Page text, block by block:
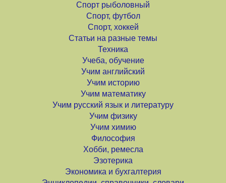
Спорт рыболовный
Спорт, футбол
Спорт, хоккей
Статьи на разные темы
Техника
Учеба, обучение
Учим английский
Учим историю
Учим математику
Учим русский язык и литературу
Учим физику
Учим химию
Философия
Хобби, ремесла
Эзотерика
Экономика и бухгалтерия